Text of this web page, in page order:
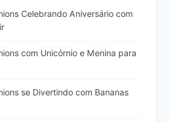
Celebrando Aniversário com
com Unicórnio e Menina para
se Divertindo com Bananas